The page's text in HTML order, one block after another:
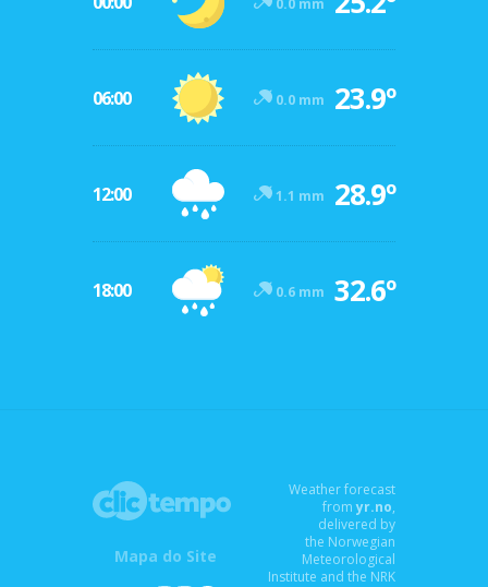
06:00 0.0 mm 23.9º
12:00 1.1 mm 28.9º
18:00 0.6 mm 32.6º
Mapa do Site
Weather forecast
fromyr.no,
delivered by
the Norwegian
Meteorological
Institute and the NRK